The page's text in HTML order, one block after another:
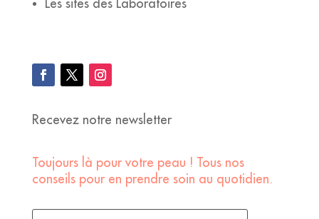
Les sites des Laboratoires
Recevez notre newsletter
Toujours là pour votre peau ! Tous nos
conseils pour en prendre soin au quotidien.